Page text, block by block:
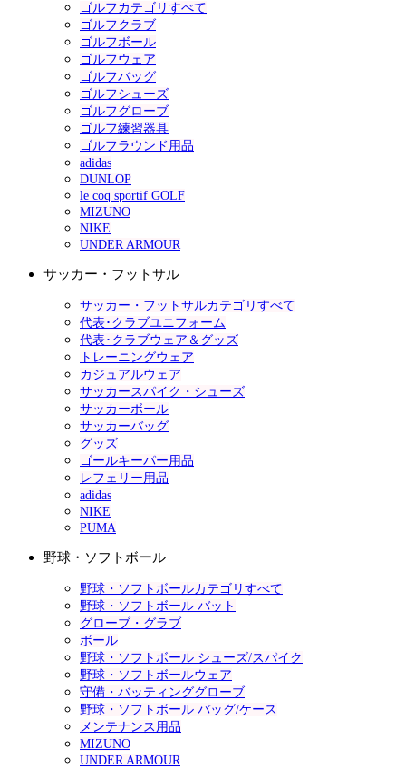
ゴルフカテゴリすべて
ゴルフクラブ
ゴルフボール
ゴルフウェア
ゴルフバッグ
ゴルフシューズ
ゴルフグローブ
ゴルフ練習器具
ゴルフラウンド用品
adidas
DUNLOP
le coq sportif GOLF
MIZUNO
NIKE
UNDER ARMOUR
サッカー・フットサル
サッカー・フットサルカテゴリすべて
代表･クラブユニフォーム
代表･クラブウェア＆グッズ
トレーニングウェア
カジュアルウェア
サッカースパイク・シューズ
サッカーボール
サッカーバッグ
グッズ
ゴールキーパー用品
レフェリー用品
adidas
NIKE
PUMA
野球・ソフトボール
野球・ソフトボールカテゴリすべて
野球・ソフトボール バット
グローブ・グラブ
ボール
野球・ソフトボール シューズ/スパイク
野球・ソフトボールウェア
守備・バッティンググローブ
野球・ソフトボール バッグ/ケース
メンテナンス用品
MIZUNO
UNDER ARMOUR